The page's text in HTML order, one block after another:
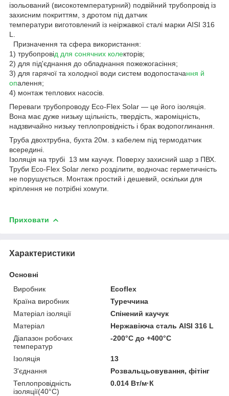
ізольований (високотемпературний) подвійний трубопровід із
захисним покриттям, з дротом під датчик
температури виготовлений із неіржавкої сталі марки AISI 316
L.
Призначення та сфера використання:
1) трубопровід для сонячних колекторів;
2) для під'єднання до обладнання пожежогасіння;
3) для гарячої та холодної води систем водопостачання й
опалення;
4) монтаж теплових насосів.
Переваги трубопроводу Eco-Flex Solar — це його ізоляція.
Вона має дуже низьку щільність, твердість, жароміцність,
надзвичайно низьку теплопровідність і брак водопоглинання.
Труба двохтрубна, бухта 20м. з кабелем під термодатчик
всередині.
Ізоляція на трубі 13 мм каучук. Поверху захисний шар з ПВХ.
Труби Eco-Flex Solar легко розділити, водночас герметичність
не порушується. Монтаж простий і дешевий, оскільки для
кріплення не потрібні хомути.
Приховати
Характеристики
Основні
Виробник
Ecoflex
Країна виробник
Туреччина
Матеріал ізоляції
Спінений каучук
Матеріал
Нержавіюча сталь AISI 316 L
Діапазон робочих
температур
-200°C до +400°C
Ізоляція
13
З'єднання
Розвальцьовування, фітінг
Теплопровідність
ізоляції(40°С)
0.014 Вт/м·К